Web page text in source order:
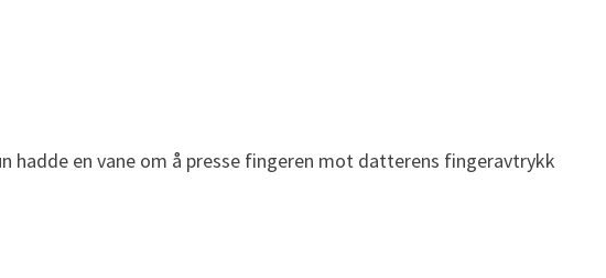
hadde en vane om å presse fingeren mot datterens fingeravtrykk